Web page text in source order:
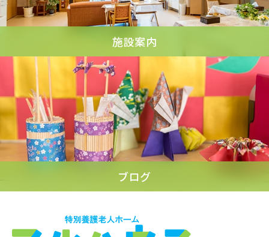
施設案内
ブログ